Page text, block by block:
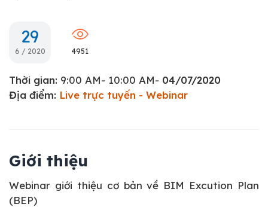
29
6 / 2020 4951
Thời gian: 9:00 AM- 10:00 AM- 04/07/2020
Địa điểm: Live trực tuyến - Webinar
Giới thiệu
Webinar giới thiệu cơ bản về BIM Excution Plan
(BEP)